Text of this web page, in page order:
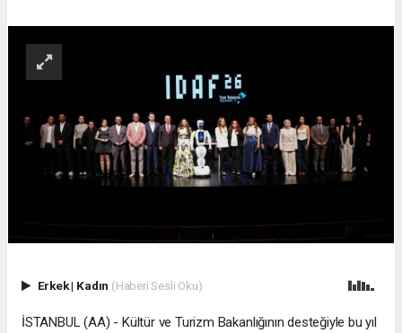
Erkek| Kadın (Haberi Sesli Oku)
İSTANBUL (AA) - Kültür ve Turizm Bakanlığının desteğiyle bu yıl